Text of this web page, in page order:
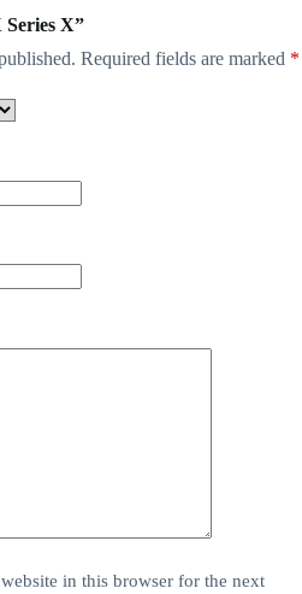
X”
Required fields are marked *
in this browser for the next